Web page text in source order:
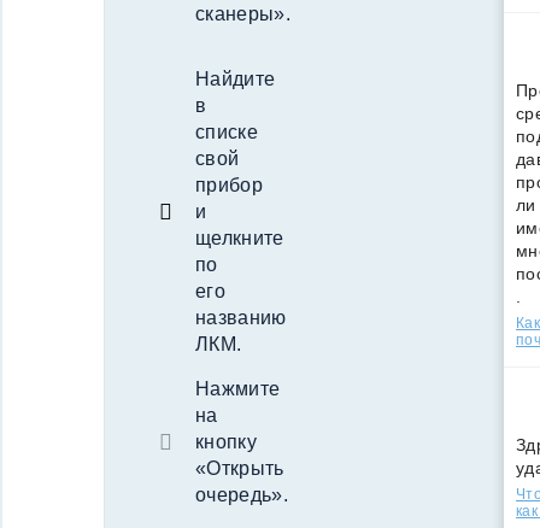
сканеры».
Найдите
в
списке
свой
прибор
и
щелкните
по
его
названию
ЛКМ.
Нажмите
на
кнопку
«Открыть
очередь».
ли